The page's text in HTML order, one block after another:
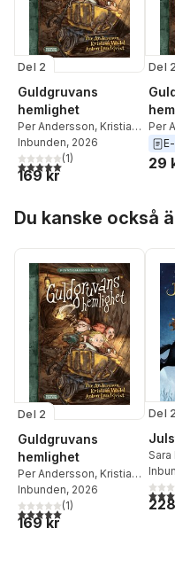
Del 2
Guldgruvans
hemlighet
Per Andersson, Kristian
Wedel
Inbunden, 2026
5,0utav 5 stjärnor. Totalt antal
(1)
169 kr
Del 2
Per
29
Du kanske också
Del 2
Guldgruvans
hemlighet
Per Andersson, Kristian
Wedel
Inbunden, 2026
5,0utav 5 stjärnor. Totalt antal
(1)
169 kr
Del
Sara
4,7